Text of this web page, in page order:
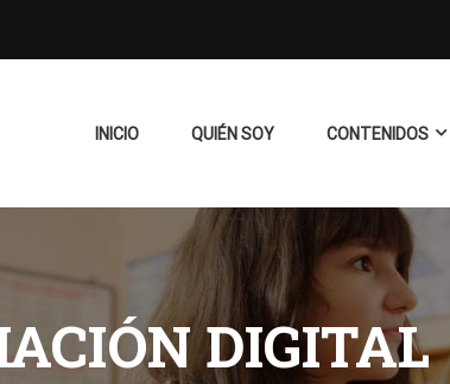
INICIO QUIÉN SOY CONTENIDOS
DIGITAL